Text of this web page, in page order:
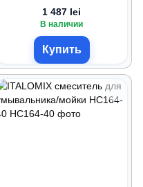
1 487 lei
В наличии
Купить